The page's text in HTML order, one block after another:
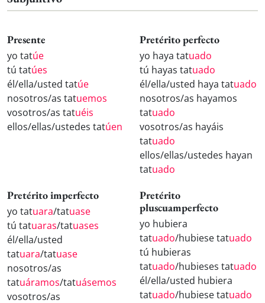
Presente
yo tatúe
tú tatúes
él/ella/usted tatúe
nosotros/as tatuemos
vosotros/as tatuéis
ellos/ellas/ustedes tatúen
Pretérito perfecto
yo haya tatuado
tú hayas tatuado
él/ella/usted haya tatuado
nosotros/as hayamos
tatuado
vosotros/as hayáis
tatuado
ellos/ellas/ustedes hayan
tatuado
Pretérito imperfecto
yo tatuara/tatuase
tú tatuaras/tatuases
él/ella/usted
tatuara/tatuase
nosotros/as
tatuáramos/tatuásemos
vosotros/as
Pretérito
pluscuamperfecto
yo hubiera
tatuado/hubiese tatuado
tú hubieras
tatuado/hubieses tatuado
él/ella/usted hubiera
tatuado/hubiese tatuado